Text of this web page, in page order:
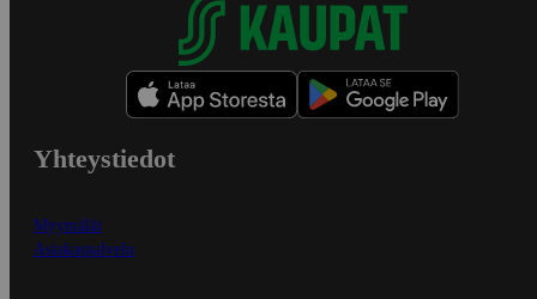
Yhteystiedot
Myymälät
Asiakaspalvelu